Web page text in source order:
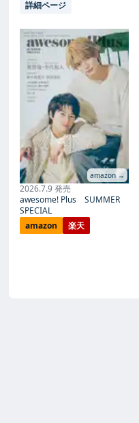
詳細ページ
amazon →
2026.7.9 発売
awesome! Plus SUMMER
SPECIAL
amazon
楽天